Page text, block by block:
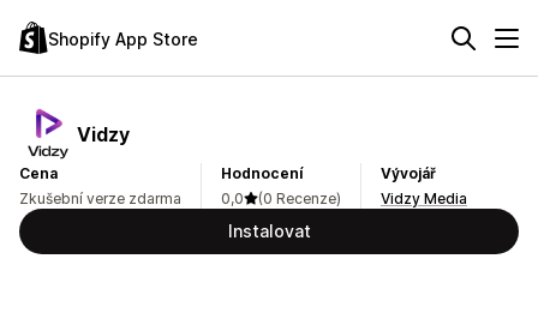
Shopify App Store
Vidzy
Cena
Zkušební verze zdarma
Hodnocení
0,0
(0 Recenze)
Vývojář
Vidzy Media
Instalovat